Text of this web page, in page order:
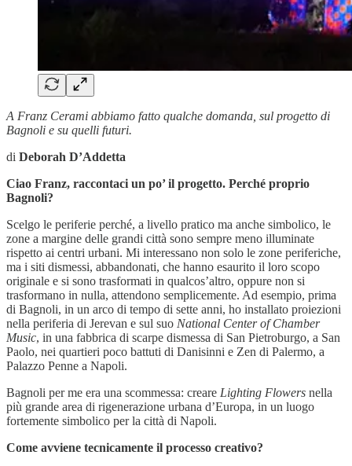
A Franz Cerami abbiamo fatto qualche domanda, sul progetto di
Bagnoli e su quelli futuri.
di Deborah D’Addetta
Ciao Franz, raccontaci un po’ il progetto. Perché proprio
Bagnoli?
Scelgo le periferie perché, a livello pratico ma anche simbolico, le
zone a margine delle grandi città sono sempre meno illuminate
rispetto ai centri urbani. Mi interessano non solo le zone periferiche,
ma i siti dismessi, abbandonati, che hanno esaurito il loro scopo
originale e si sono trasformati in qualcos’altro, oppure non si
trasformano in nulla, attendono semplicemente. Ad esempio, prima
di Bagnoli, in un arco di tempo di sette anni, ho installato proiezioni
nella periferia di Jerevan e sul suo National Center of Chamber
Music, in una fabbrica di scarpe dismessa di San Pietroburgo, a San
Paolo, nei quartieri poco battuti di Danisinni e Zen di Palermo, a
Palazzo Penne a Napoli.
Bagnoli per me era una scommessa: creare Lighting Flowers nella
più grande area di rigenerazione urbana d’Europa, in un luogo
fortemente simbolico per la città di Napoli.
Come avviene tecnicamente il processo creativo?